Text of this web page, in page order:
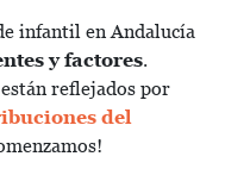
infantil en Andalucía
y factores.
reflejados por
del